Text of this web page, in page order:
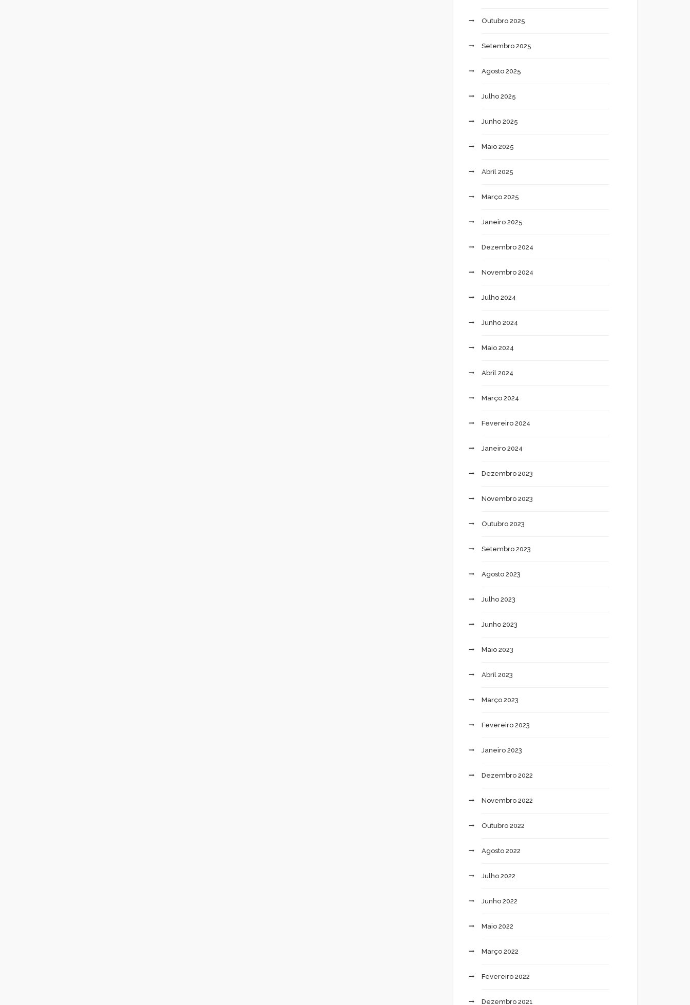
Outubro 2025
Setembro 2025
Agosto 2025
Julho 2025
Junho 2025
Maio 2025
Abril 2025
Março 2025
Janeiro 2025
Dezembro 2024
Novembro 2024
Julho 2024
Junho 2024
Maio 2024
Abril 2024
Março 2024
Fevereiro 2024
Janeiro 2024
Dezembro 2023
Novembro 2023
Outubro 2023
Setembro 2023
Agosto 2023
Julho 2023
Junho 2023
Maio 2023
Abril 2023
Março 2023
Fevereiro 2023
Janeiro 2023
Dezembro 2022
Novembro 2022
Outubro 2022
Agosto 2022
Julho 2022
Junho 2022
Maio 2022
Março 2022
Fevereiro 2022
Dezembro 2021